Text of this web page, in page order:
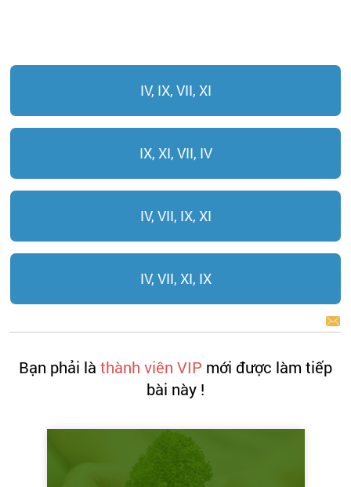
IV, IX, VII, XI
IX, XI, VII, IV
IV, VII, IX, XI
IV, VII, XI, IX
Bạn phải là thành viên VIP mới được làm tiếp
bài này !